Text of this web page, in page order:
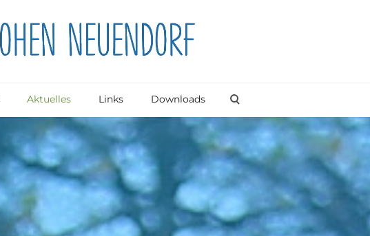
Aktuelles Links Downloads